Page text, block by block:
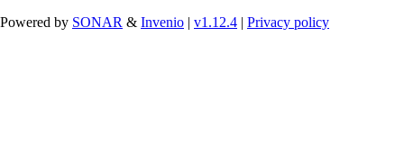
Powered by SONAR & Invenio | v1.12.4 | Privacy policy